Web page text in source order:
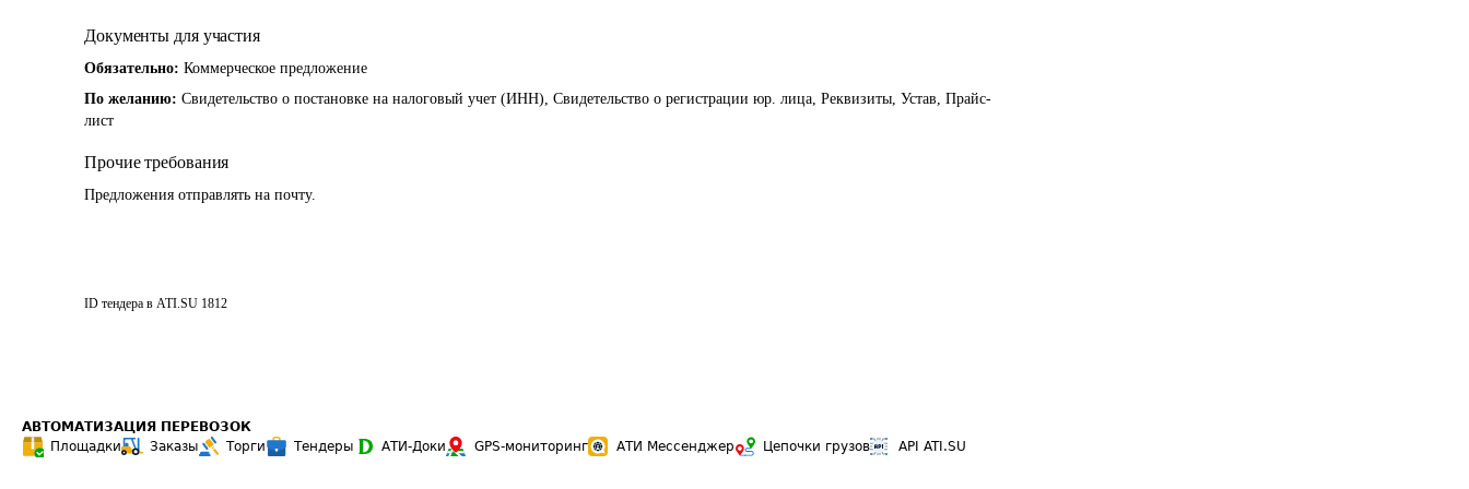
Документы для участия
Обязательно: Коммерческое предложение
По желанию: Свидетельство о постановке на налоговый учет (ИНН), Свидетельство о регистрации юр. лица, Реквизиты, Устав, Прайс-
лист
Прочие требования
Предложения отправлять на почту.
ID тендера в ATI.SU 1812
АВТОМАТИЗАЦИЯ ПЕРЕВОЗОК
Площадки
Заказы Торги Тендеры АТИ-Доки GPS-мониторинг АТИ Мессенджер Цепочки грузов API ATI.SU